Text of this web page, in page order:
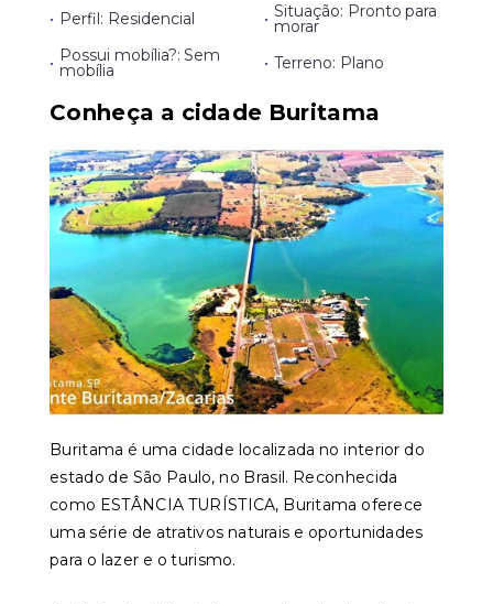
• Perfil: Residencial • Situação: Pronto para
morar
• Possui mobília?: Sem
mobília • Terreno: Plano
Conheça a cidade Buritama
Buritama é uma cidade localizada no interior do
estado de São Paulo, no Brasil. Reconhecida
como ESTÂNCIA TURÍSTICA, Buritama oferece
uma série de atrativos naturais e oportunidades
para o lazer e o turismo.